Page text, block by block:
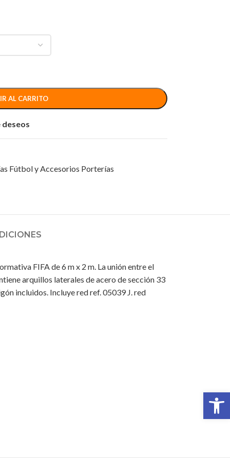
AL CARRITO
deseos
Fútbol y Accesorios Porterías
FIFA de 6 m x 2 m. La unión entre el
arquillos laterales de acero de sección 33
incluidos. Incluye red ref. 05039 J. red
Abrir